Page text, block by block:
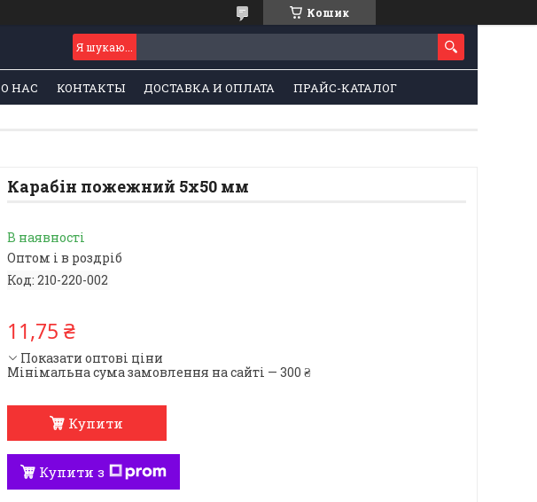
Кошик
О НАС КОНТАКТЫ ДОСТАВКА И ОПЛАТА ПРАЙС-КАТАЛОГ
Карабін пожежний 5х50 мм
В наявності
Оптом і в роздріб
Код: 210-220-002
11,75 ₴
Показати оптові ціни
Мінімальна сума замовлення на сайті — 300 ₴
Купити
Купити з